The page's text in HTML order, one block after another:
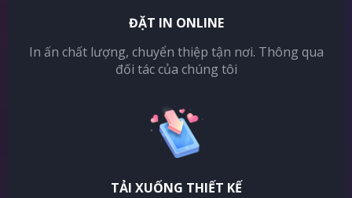
ĐẶT IN ONLINE
In ấn chất lượng, chuyển thiệp tận nơi. Thông qua
đối tác của chúng tôi
TẢI XUỐNG THIẾT KẾ